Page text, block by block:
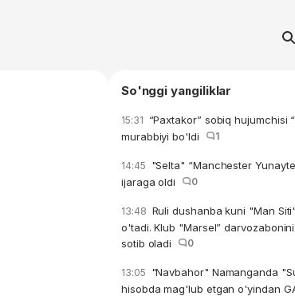
So'nggi yangiliklar
15:31 “Paxtakor” sobiq hujumchisi
murabbiyi bo'ldi
1
14:45 "Selta" “Manchester
ijaraga oldi
0
13:48 Ruli dushanba kuni "Man
o'tadi. Klub "Marsel”
sotib oladi
0
13:05 "Navbahor" Namanganda
hisobda mag'lub etgan o'yindan